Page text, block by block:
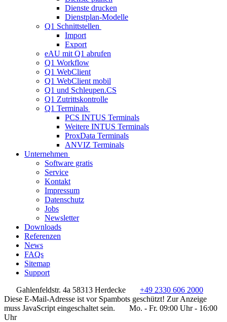
Dienste drucken
Dienstplan-Modelle
Q1 Schnittstellen
Import
Export
eAU mit Q1 abrufen
Q1 Workflow
Q1 WebClient
Q1 WebClient mobil
Q1 und Schleupen.CS
Q1 Zutrittskontrolle
Q1 Terminals
PCS INTUS Terminals
Weitere INTUS Terminals
ProxData Terminals
ANVIZ Terminals
Unternehmen
Software gratis
Service
Kontakt
Impressum
Datenschutz
Jobs
Newsletter
Downloads
Referenzen
News
FAQs
Sitemap
Support
Gahlenfeldstr. 4a 58313 Herdecke
+49 2330 606 2000
Diese E-Mail-Adresse ist vor Spambots geschützt! Zur Anzeige
muss JavaScript eingeschaltet sein.
Mo. - Fr. 09:00 Uhr - 16:00
Uhr